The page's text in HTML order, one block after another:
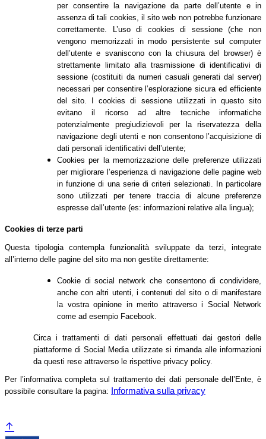
per consentire la navigazione da parte dell’utente e in
assenza di tali cookies, il sito web non potrebbe funzionare
correttamente. L’uso di cookies di sessione (che non
vengono memorizzati in modo persistente sul computer
dell’utente e svaniscono con la chiusura del browser) è
strettamente limitato alla trasmissione di identificativi di
sessione (costituiti da numeri casuali generati dal server)
necessari per consentire l’esplorazione sicura ed efficiente
del sito. I cookies di sessione utilizzati in questo sito
evitano il ricorso ad altre tecniche informatiche
potenzialmente pregiudizievoli per la riservatezza della
navigazione degli utenti e non consentono l’acquisizione di
dati personali identificativi dell’utente;
Cookies per la memorizzazione delle preferenze utilizzati
per migliorare l’esperienza di navigazione delle pagine web
in funzione di una serie di criteri selezionati. In particolare
sono utilizzati per tenere traccia di alcune preferenze
espresse dall’utente (es: informazioni relative alla lingua);
Cookies di terze parti
Questa tipologia contempla funzionalità sviluppate da terzi, integrate
all’interno delle pagine del sito ma non gestite direttamente:
Cookie di social network che consentono di condividere,
anche con altri utenti, i contenuti del sito o di manifestare
la vostra opinione in merito attraverso i Social Network
come ad esempio Facebook.
Circa i trattamenti di dati personali effettuati dai gestori delle
piattaforme di Social Media utilizzate si rimanda alle informazioni
da questi rese attraverso le rispettive privacy policy.
Per l’informativa completa sul trattamento dei dati personale dell’Ente, è
possibile consultare la pagina:
Informativa sulla privacy